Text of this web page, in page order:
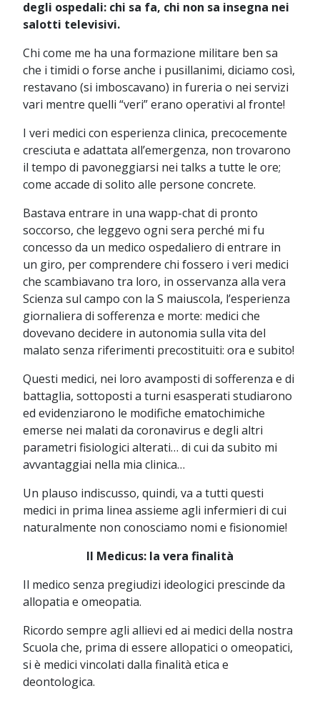
degli ospedali: chi sa fa, chi non sa insegna nei
salotti televisivi.
Chi come me ha una formazione militare ben sa
che i timidi o forse anche i pusillanimi, diciamo così,
restavano (si imboscavano) in fureria o nei servizi
vari mentre quelli “veri” erano operativi al fronte!
I veri medici con esperienza clinica, precocemente
cresciuta e adattata all’emergenza, non trovarono
il tempo di pavoneggiarsi nei talks a tutte le ore;
come accade di solito alle persone concrete.
Bastava entrare in una wapp-chat di pronto
soccorso, che leggevo ogni sera perché mi fu
concesso da un medico ospedaliero di entrare in
un giro, per comprendere chi fossero i veri medici
che scambiavano tra loro, in osservanza alla vera
Scienza sul campo con la S maiuscola, l’esperienza
giornaliera di sofferenza e morte: medici che
dovevano decidere in autonomia sulla vita del
malato senza riferimenti precostituiti: ora e subito!
Questi medici, nei loro avamposti di sofferenza e di
battaglia, sottoposti a turni esasperati studiarono
ed evidenziarono le modifiche ematochimiche
emerse nei malati da coronavirus e degli altri
parametri fisiologici alterati… di cui da subito mi
avvantaggiai nella mia clinica…
Un plauso indiscusso, quindi, va a tutti questi
medici in prima linea assieme agli infermieri di cui
naturalmente non conosciamo nomi e fisionomie!
Il Medicus: la vera finalità
Il medico senza pregiudizi ideologici prescinde da
allopatia e omeopatia.
Ricordo sempre agli allievi ed ai medici della nostra
Scuola che, prima di essere allopatici o omeopatici,
si è medici vincolati dalla finalità etica e
deontologica.